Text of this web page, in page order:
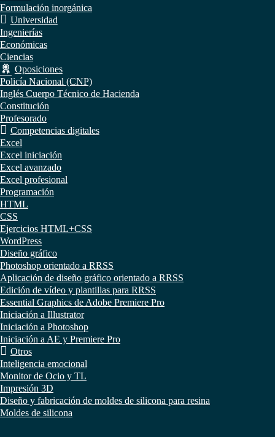
Formulación inorgánica
Universidad
Ingenierías
Económicas
Ciencias
Oposiciones
Policía Nacional (CNP)
Inglés Cuerpo Técnico de Hacienda
Constitución
Profesorado
Competencias digitales
Excel
Excel iniciación
Excel avanzado
Excel profesional
Programación
HTML
CSS
Ejercicios HTML+CSS
WordPress
Diseño gráfico
Photoshop orientado a RRSS
Aplicación de diseño gráfico orientado a RRSS
Edición de vídeo y plantillas para RRSS
Essential Graphics de Adobe Premiere Pro
Iniciación a Illustrator
Iniciación a Photoshop
Iniciación a AE y Premiere Pro
Otros
Inteligencia emocional
Monitor de Ocio y TL
Impresión 3D
Diseño y fabricación de moldes de silicona para resina
Moldes de silicona